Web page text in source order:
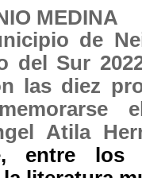
MEDINA
de
del Sur
las diez
Atila
entre los